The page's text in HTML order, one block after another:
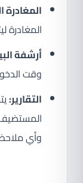
المغادرة
المغادرة
أرشفة
وقت
التقارير:
المستضيف
وأي